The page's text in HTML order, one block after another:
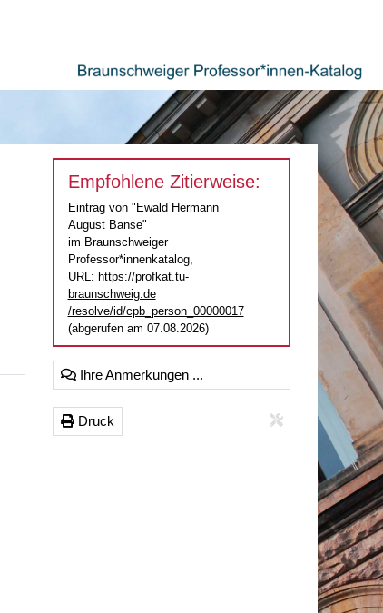
Empfohlene Zitierweise:
Eintrag von "Ewald Hermann
August Banse"
im Braunschweiger
Professor*innenkatalog,
URL: https://profkat.tu-
braunschweig.de
/resolve/id/cpb_person_00000017
(abgerufen am 07.08.2026)
Ihre Anmerkungen ...
Druck